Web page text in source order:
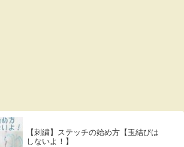
【刺繍】ステッチの始め方【玉結びは
しないよ！】